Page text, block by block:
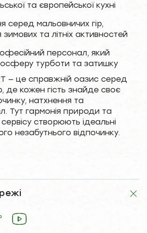
та європейської кухні
серед мальовничих гір,
та літніх активностей
персонал, який
турботи та затишку
— це справжній оазис серед
де кожен гість знайде своє
натхнення та
Тут гармонія природи та
створюють ідеальні
незабутнього відпочинку.